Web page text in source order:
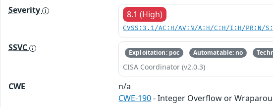
Severity
8.1 (High)
CVSS:3.1/AC:H/AV:N/A:H/C:H/I:H/PR:N/
SSVC Exploitation: poc Automatable: no
CISA Coordinator (v2.0.3)
CWE
n/a
CWE-190- Integer Overflow or